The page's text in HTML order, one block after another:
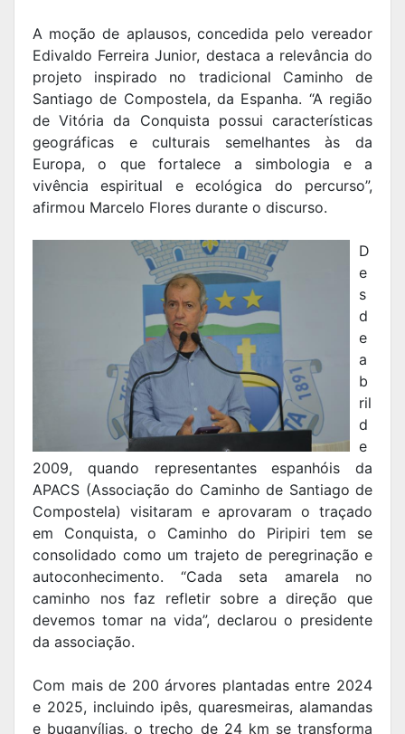
A moção de aplausos, concedida pelo vereador
Edivaldo Ferreira Junior, destaca a relevância do
projeto inspirado no tradicional Caminho de
Santiago de Compostela, da Espanha. “A região
de Vitória da Conquista possui características
geográficas e culturais semelhantes às da
Europa, o que fortalece a simbologia e a
vivência espiritual e ecológica do percurso”,
afirmou Marcelo Flores durante o discurso.
D
e
s
d
e
a
b
ril
d
e
2009, quando representantes espanhóis da
APACS (Associação do Caminho de Santiago de
Compostela) visitaram e aprovaram o traçado
em Conquista, o Caminho do Piripiri tem se
consolidado como um trajeto de peregrinação e
autoconhecimento. “Cada seta amarela no
caminho nos faz refletir sobre a direção que
devemos tomar na vida”, declarou o presidente
da associação.
Com mais de 200 árvores plantadas entre 2024
e 2025, incluindo ipês, quaresmeiras, alamandas
e buganvílias, o trecho de 24 km se transforma